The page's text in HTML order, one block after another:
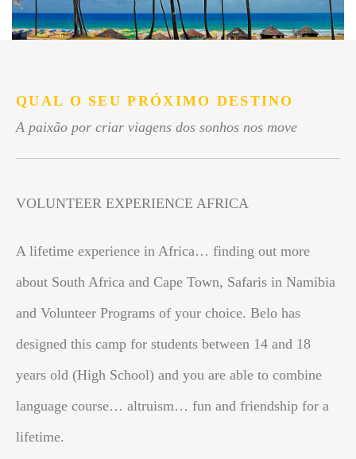
QUAL O SEU PRÓXIMO DESTINO
A paixão por criar viagens dos sonhos nos move
VOLUNTEER EXPERIENCE AFRICA
A lifetime experience in Africa… finding out more
about South Africa and Cape Town, Safaris in Namibia
and Volunteer Programs of your choice. Belo has
designed this camp for students between 14 and 18
years old (High School) and you are able to combine
language course… altruism… fun and friendship for a
lifetime.